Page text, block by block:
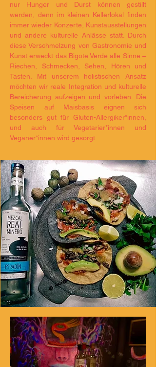
nur Hunger und Durst können gestillt
werden, denn im kleinen Kellerlokal finden
immer wieder Konzerte, Kunstausstellungen
und andere kulturelle Anlässe statt. Durch
diese Verschmelzung von Gastronomie und
Kunst erweckt das Bigote Verde alle Sinne –
Riechen, Schmecken, Sehen, Hören und
Tasten. Mit unserem holistischen Ansatz
möchten wir reale Integration und kulturelle
Bereicherung aufzeigen und vorleben. Die
Speisen auf Maisbasis eignen sich
besonders gut für Gluten-Allergiker*innen,
und auch für Vegetarier*innen und
Veganer*innen wird gesorgt